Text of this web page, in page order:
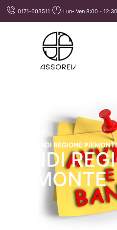
0171-603511 Lun- Ven 8:00 -
BANDI REGIONE
BANDI
PIEMONTE